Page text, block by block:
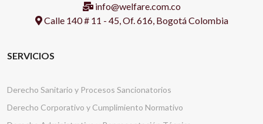
info@welfare.com.co
Calle 140 # 11 - 45, Of. 616, Bogotá Colombia
SERVICIOS
Derecho Sanitario y Procesos Sancionatorios
Derecho Corporativo y Cumplimiento Normativo